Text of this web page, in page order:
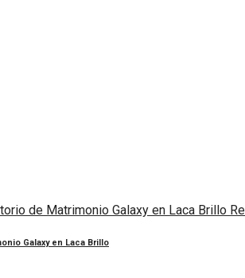
Dormitorio de
Galaxy en Laca Brillo